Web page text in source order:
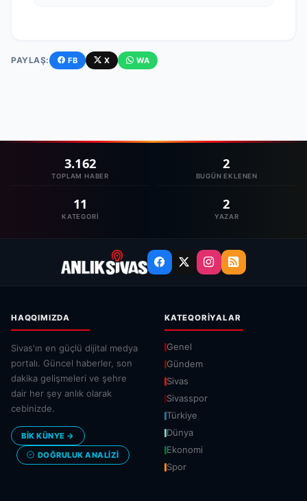
PAYLAŞ: FB X WA
3.162
TOPLAM HABER
2
BUGÜN EKLENEN
11
KATEGORI
2
YAZAR
HAQQIMIZDA
Sivas'ın en güçlü dijital medya
portalı. Güncel haberler, son
dakika gelişmeleri ve şehre
dair her şey anlık olarak
cebinizde.
BİK KÜNYE →
DOĞRULUK ANALIZI
KATEQORIYALAR
Genel
Gündem
Sivas
Sivasspor
Türkiye
Dünya
Ekonomi
Spor